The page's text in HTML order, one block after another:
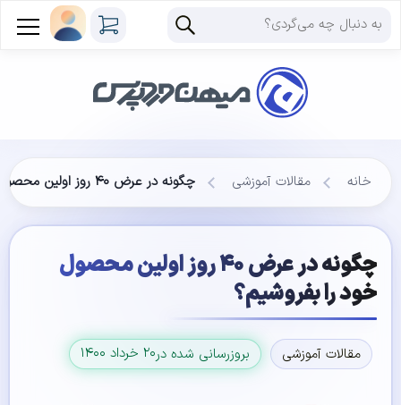
خانه مقالات آموزشی چگونه در عرض ۴۰ روز اولین محصول خود را بفروشیم؟
چگونه در عرض ۴۰ روز اولین محصول
خود را بفروشیم؟
مقالات آموزشی بروزرسانی شده در۲۰ خرداد ۱۴۰۰